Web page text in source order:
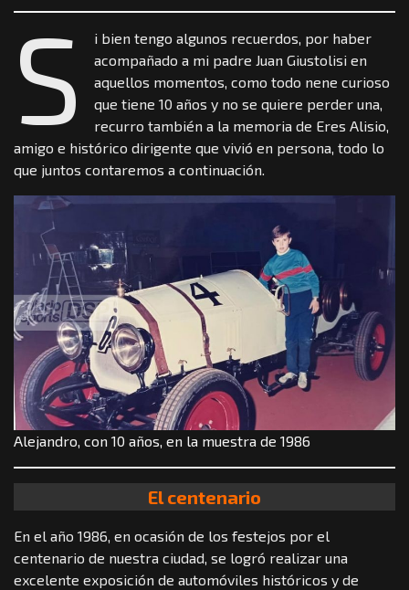
S
i bien tengo algunos recuerdos, por haber
acompañado a mi padre Juan Giustolisi en
aquellos momentos, como todo nene curioso
que tiene 10 años y no se quiere perder una,
recurro también a la memoria de Eres Alisio,
amigo e histórico dirigente que vivió en persona, todo lo
que juntos contaremos a continuación.
Alejandro, con 10 años, en la muestra de 1986
El centenario
En el año 1986, en ocasión de los festejos por el
centenario de nuestra ciudad, se logró realizar una
excelente exposición de automóviles históricos y de